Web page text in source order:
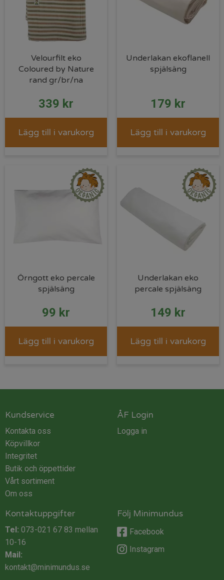
Velourfilt eko
Coloured by Nature
rand gr/br/na
339 kr
Lägg till i varukorg
Underlakan ekoflanell
spjälsäng
179 kr
Lägg till i varukorg
Örngott eko percale
spjälsäng
99 kr
Lägg till i varukorg
Underlakan eko
percale spjälsäng
149 kr
Lägg till i varukorg
Kundservice
Kontakta oss
Köpvillkor
Integritet
Butik och öppettider
Vårt sortiment
Om oss
ÅF Login
Logga in
Kontaktuppgifter
Tel: 073-021 67 83 mellan
10-16
Mail:
kontakt@minimundus.se
Följ Minimundus
Facebook
Instagram